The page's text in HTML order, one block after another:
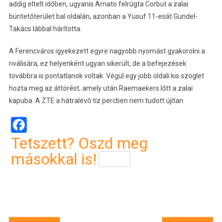
addig eltelt időben, ugyanis Amato felrúgta Corbut a zalai
büntetőterület bal oldalán, azonban a Yusuf 11-esát Gundel-
Takács lábbal hárította.
A Ferencváros igyekezett egyre nagyobb nyomást gyakorolni a
riválisára, ez helyenként ugyan sikerült, de a befejezések
továbbra is pontatlanok voltak. Végül egy jobb oldali kis szöglet
hozta meg az áttörést, amely után Raemaekers lőtt a zalai
kapuba. A ZTE a hátralévő tíz percben nem tudott újítan
Facebook
Tetszett? Oszd meg
másokkal is!